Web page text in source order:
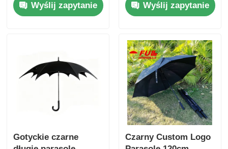
promocyjne-parasole
Wyślij zapytanie
uchwytem
Wyślij zapytanie
Gotyckie czarne
Czarny Custom Logo